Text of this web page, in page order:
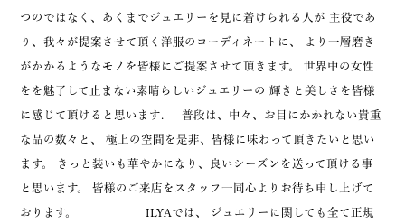
つのではなく、あくまでジュエリーを見に着けられる人が 主役であ
り、我々が提案させて頂く洋服のコーディネートに、 より一層磨き
がかかるようなモノを皆様にご提案させて頂きます。 世界中の女性
をを魅了して止まない素晴らしいジュエリーの 輝きと美しさを皆様
に感じて頂けると思います. 普段は、中々、お目にかかれない貴重
な品の数々と、 極上の空間を是非、皆様に味わって頂きたいと思い
ます。 きっと装いも華やかになり、良いシーズンを送って頂ける事
と思います。 皆様のご来店をスタッフ一同心よりお待ち申し上げて
おります。ILYAでは、 ジュエリーに関しても全て正規